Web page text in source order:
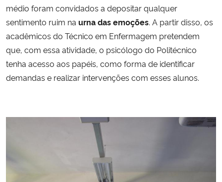
médio foram convidados a depositar qualquer
sentimento ruim na urna das emoções. A partir disso, os
acadêmicos do Técnico em Enfermagem pretendem
que, com essa atividade, o psicólogo do Politécnico
tenha acesso aos papéis, como forma de identificar
demandas e realizar intervenções com esses alunos.